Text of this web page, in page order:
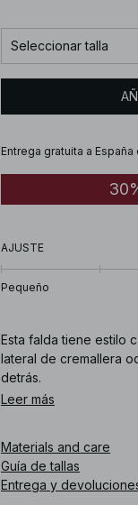
Seleccionar talla
Entrega gratuita a
AJUSTE
Pequeño
Esta falda tiene estilo
lateral de cremallera
detrás.
Leer más
Materials and care
Guía de tallas
Entrega y